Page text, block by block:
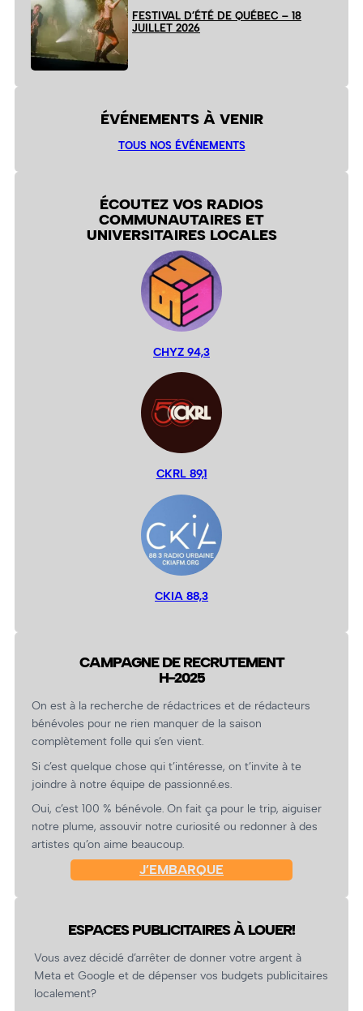
FESTIVAL D’ÉTÉ DE QUÉBEC – 18
JUILLET 2026
ÉVÉNEMENTS À VENIR
TOUS NOS ÉVÉNEMENTS
ÉCOUTEZ VOS RADIOS
COMMUNAUTAIRES ET
UNIVERSITAIRES LOCALES
CHYZ 94,3
CKRL 89,1
CKIA 88,3
CAMPAGNE DE RECRUTEMENT
H-2025
On est à la recherche de rédactrices et de rédacteurs
bénévoles pour ne rien manquer de la saison
complètement folle qui s’en vient.
Si c’est quelque chose qui t’intéresse, on t’invite à te
joindre à notre équipe de passionné.es.
Oui, c’est 100 % bénévole. On fait ça pour le trip, aiguiser
notre plume, assouvir notre curiosité ou redonner à des
artistes qu’on aime beaucoup.
J’EMBARQUE
ESPACES PUBLICITAIRES À LOUER!
Vous avez décidé d’arrêter de donner votre argent à
Meta et Google et de dépenser vos budgets publicitaires
localement?